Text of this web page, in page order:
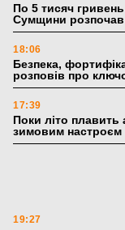
По 5 тисяч
Сумщини
18:06
Безпека,
розповів про
17:39
Поки літо плавить
зимовим настроєм
19:27